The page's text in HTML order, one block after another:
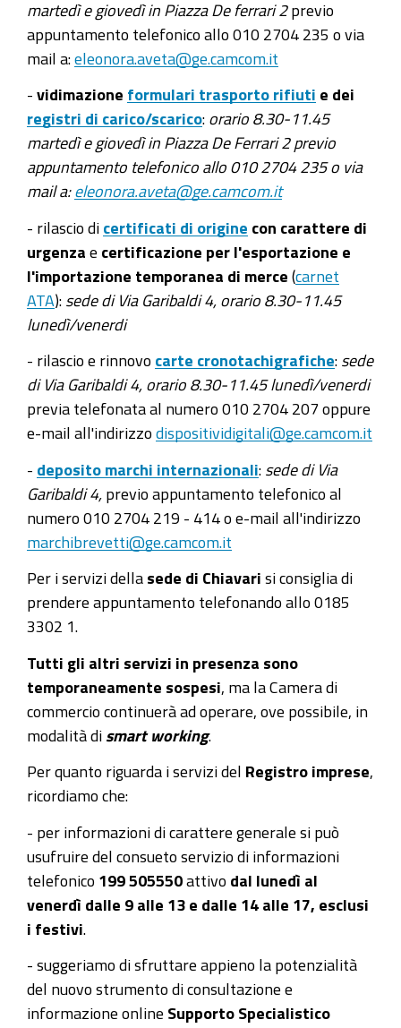
martedì e giovedì in Piazza De ferrari 2 previo
appuntamento telefonico allo 010 2704 235 o via
mail a: eleonora.aveta@ge.camcom.it
- vidimazione formulari trasporto rifiuti e dei
registri di carico/scarico: orario 8.30-11.45
martedì e giovedì in Piazza De Ferrari 2 previo
appuntamento telefonico allo 010 2704 235 o via
mail a: eleonora.aveta@ge.camcom.it
- rilascio di certificati di origine con carattere di
urgenza e certificazione per l'esportazione e
l'importazione temporanea di merce (carnet
ATA): sede di Via Garibaldi 4, orario 8.30-11.45
lunedì/venerdi
- rilascio e rinnovo carte cronotachigrafiche: sede
di Via Garibaldi 4, orario 8.30-11.45 lunedì/venerdi
previa telefonata al numero 010 2704 207 oppure
e-mail all'indirizzo dispositividigitali@ge.camcom.it
- deposito marchi internazionali: sede di Via
Garibaldi 4, previo appuntamento telefonico al
numero 010 2704 219 - 414 o e-mail all'indirizzo
marchibrevetti@ge.camcom.it
Per i servizi della sede di Chiavari si consiglia di
prendere appuntamento telefonando allo 0185
3302 1.
Tutti gli altri servizi in presenza sono
temporaneamente sospesi , ma la Camera di
commercio continuerà ad operare, ove possibile, in
modalità di smart working.
Per quanto riguarda i servizi del Registro imprese
ricordiamo che:
- per informazioni di carattere generale si può
usufruire del consueto servizio di informazioni
telefonico 199 505550 attivo dal lunedì al
venerdì dalle 9 alle 13 e dalle 14 alle 17, esclusi
i festivi
- suggeriamo di sfruttare appieno la potenzialità
del nuovo strumento di consultazione e
informazione online Supporto Specialistico